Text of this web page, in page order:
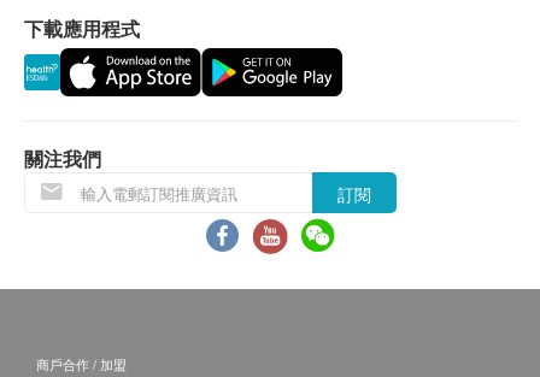
的貨品，健康網購health.ESDlife有權拒絕接受該訂
單，並且會於送貨前透過電話或電郵通知顧客再作安
排。
保證
期應最少有7個月或以上。
換貨條款
1. 當顧客收取已訂購之貨品時，有責任檢查貨品是
否有損毀情況，一經確認簽收，恕不接受退換。
2. 退換產品必須包裝完整，如退換之產品有任何殘
網購health.ESDlife客戶服務部跟進。
下載應用程式
關注我們
訂閱
商戶合作 / 加盟